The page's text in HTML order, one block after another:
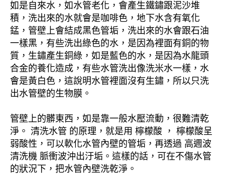
如是自來水，如水管老化，會產生鐵鏽跟泥沙堆
積，洗出來的水就會是咖啡色，地下水含有氧化
錳，管壁上會結成黑色管垢，洗出來的水會跟石油
一樣黑，有些洗出綠色的水，是因為裡面有銅的物
質，生鏽產生銅綠，如是藍色的水，是因為水龍頭
合金的養化造成，有些水管洗出像洗米水一樣，水
會是黃白色，這說明水管裡面沒有生鏽，所以只洗
出水管壁的生物膜。
管壁上的髒東西，如是靠一般水壓流動，很難清乾
淨。 清洗水管 的原理，就是用 檸檬酸 ， 檸檬酸呈
弱酸性，可以軟化水管內壁的管垢，再透過 高週波
清洗機 脈衝波沖出汙垢。這樣的話，可在不傷水管
的狀況下，把水管內壁洗乾淨。